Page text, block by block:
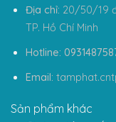
Địa chỉ: 20/50/19
TP. Hồ Chí Minh
Hotline:
Email:
Sản phẩm khác